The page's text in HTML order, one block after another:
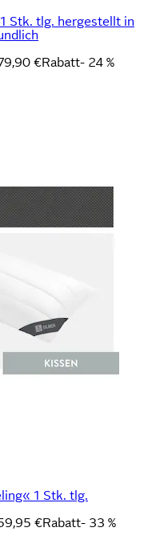
Stk. tlg. hergestellt in
€Rabatt- 24 %
1 Stk. tlg.
€Rabatt- 33 %